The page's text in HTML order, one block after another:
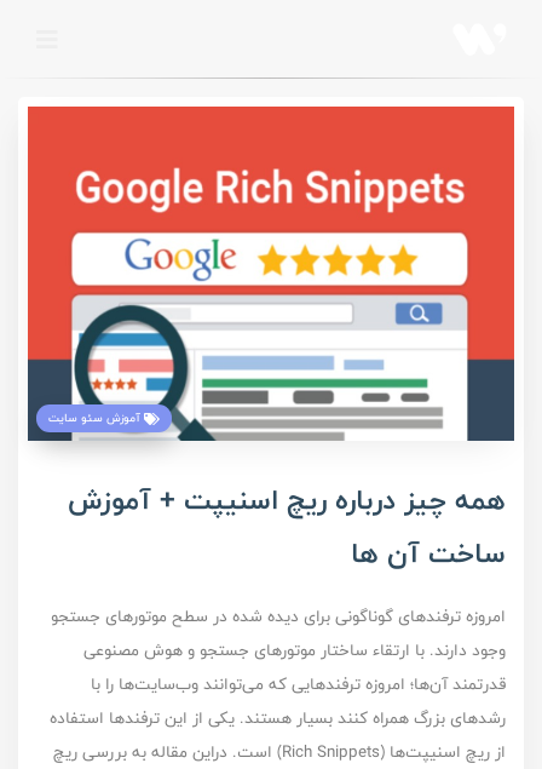
آموزش سئو سایت
همه چیز درباره ریچ اسنیپت + آموزش
ساخت آن‌ ها
امروزه ترفند‌های گوناگونی برای دیده شده در سطح موتور‌های جستجو
وجود دارند. با ارتقاء ساختار موتور‌های جستجو و هوش مصنوعی
قدرتمند آن‌ها؛‌ امروزه ترفند‌هایی که می‌توانند وب‌سایت‌ها را با
رشد‌های بزرگ همراه کنند بسیار هستند. یکی از این ترفند‌ها استفاده
از ریچ‌ اسنیپت‌ها (Rich Snippets) است. دراین مقاله به بررسی ریچ